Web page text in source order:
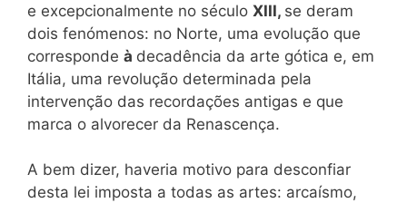
e excepcionalmente no século XIII, se deram
dois fenómenos: no Norte, uma evolução que
corresponde à decadência da arte gótica e, em
Itália, uma revolução determinada pela
intervenção das recordações antigas e que
marca o alvorecer da Renascença.
A bem dizer, haveria motivo para desconfiar
desta lei imposta a todas as artes: arcaísmo,